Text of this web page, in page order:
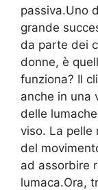
passiva.Uno
grande
da parte dei
donne, è
funziona? Il
anche in una
delle
viso. La pelle
del
ad assorbire
lumaca.Ora,